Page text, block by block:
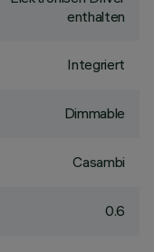
enthalten
Integriert
Dimmable
Casambi
0.6